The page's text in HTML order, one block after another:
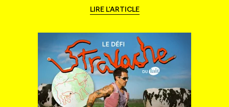
LIRE L'ARTICLE